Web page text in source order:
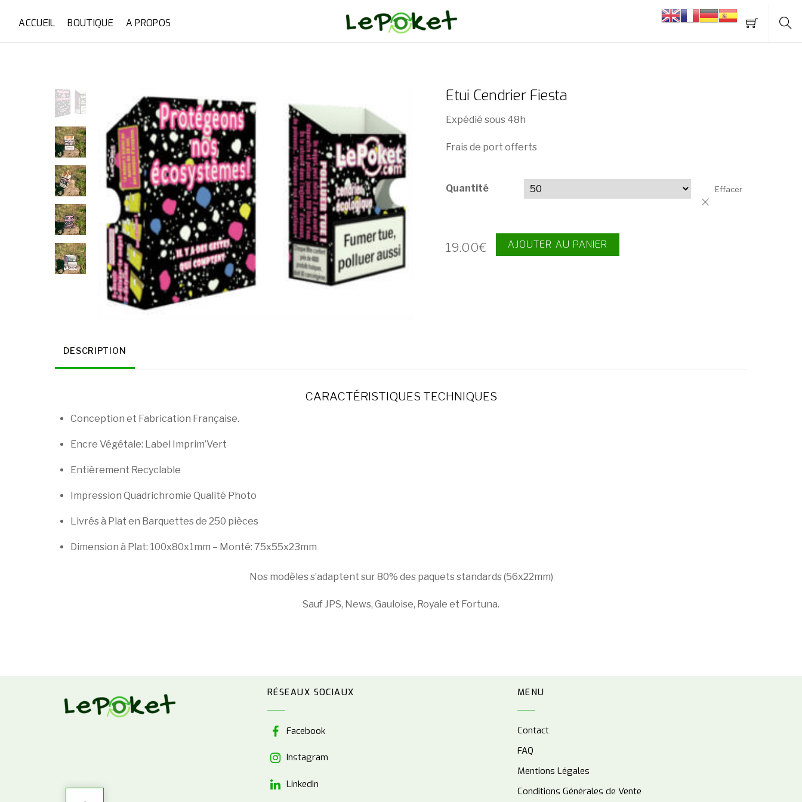
ACCUEIL BOUTIQUE A PROPOS
Etui Cendrier Fiesta
Expédié sous 48h
Frais de port offerts
Quantité Effacer
19.00€ AJOUTER AU PANIER
DESCRIPTION
CARACTÉRISTIQUES TECHNIQUES
Conception et Fabrication Française.
Encre Végétale: Label Imprim’Vert
Entièrement Recyclable
Impression Quadrichromie Qualité Photo
Livrés à Plat en Barquettes de 250 pièces
Dimension à Plat: 100x80x1mm – Monté: 75x55x23mm
Nos modèles s’adaptent sur 80% des paquets standards (56x22mm)
Sauf JPS, News, Gauloise, Royale et Fortuna.
RÉSEAUX SOCIAUX
Facebook
Instagram
LinkedIn
MENU
Contact
FAQ
Mentions Légales
Conditions Générales de Vente